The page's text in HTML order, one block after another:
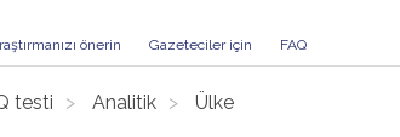
önerin Gazeteciler için FAQ
testi Analitik Ülke